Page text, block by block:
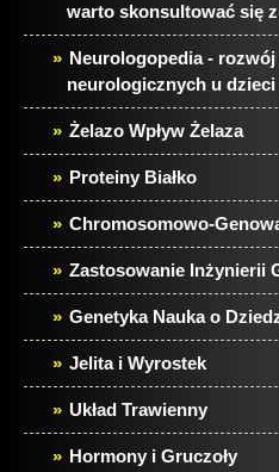
warto skonsultować się
Neurologopedia -
neurologicznych u dzieci
Żelazo Wpływ Żelaza
Proteiny Białko
Chromosomowo-
Zastosowanie Inżynierii
Genetyka Nauka o
Jelita i Wyrostek
Układ Trawienny
Hormony i Gruczoły